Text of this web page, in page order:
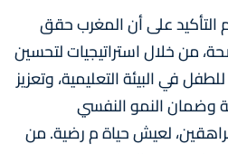
التأكيد على أن المغرب حقق
من خلال استراتيجيات لتحسين
في البيئة التعليمية، وتعزيز
وضمان النمو النفسي
لعيش حياة م رضية. من